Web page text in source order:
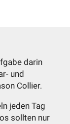
darin
und
Collier.
jeden Tag
sollten nur